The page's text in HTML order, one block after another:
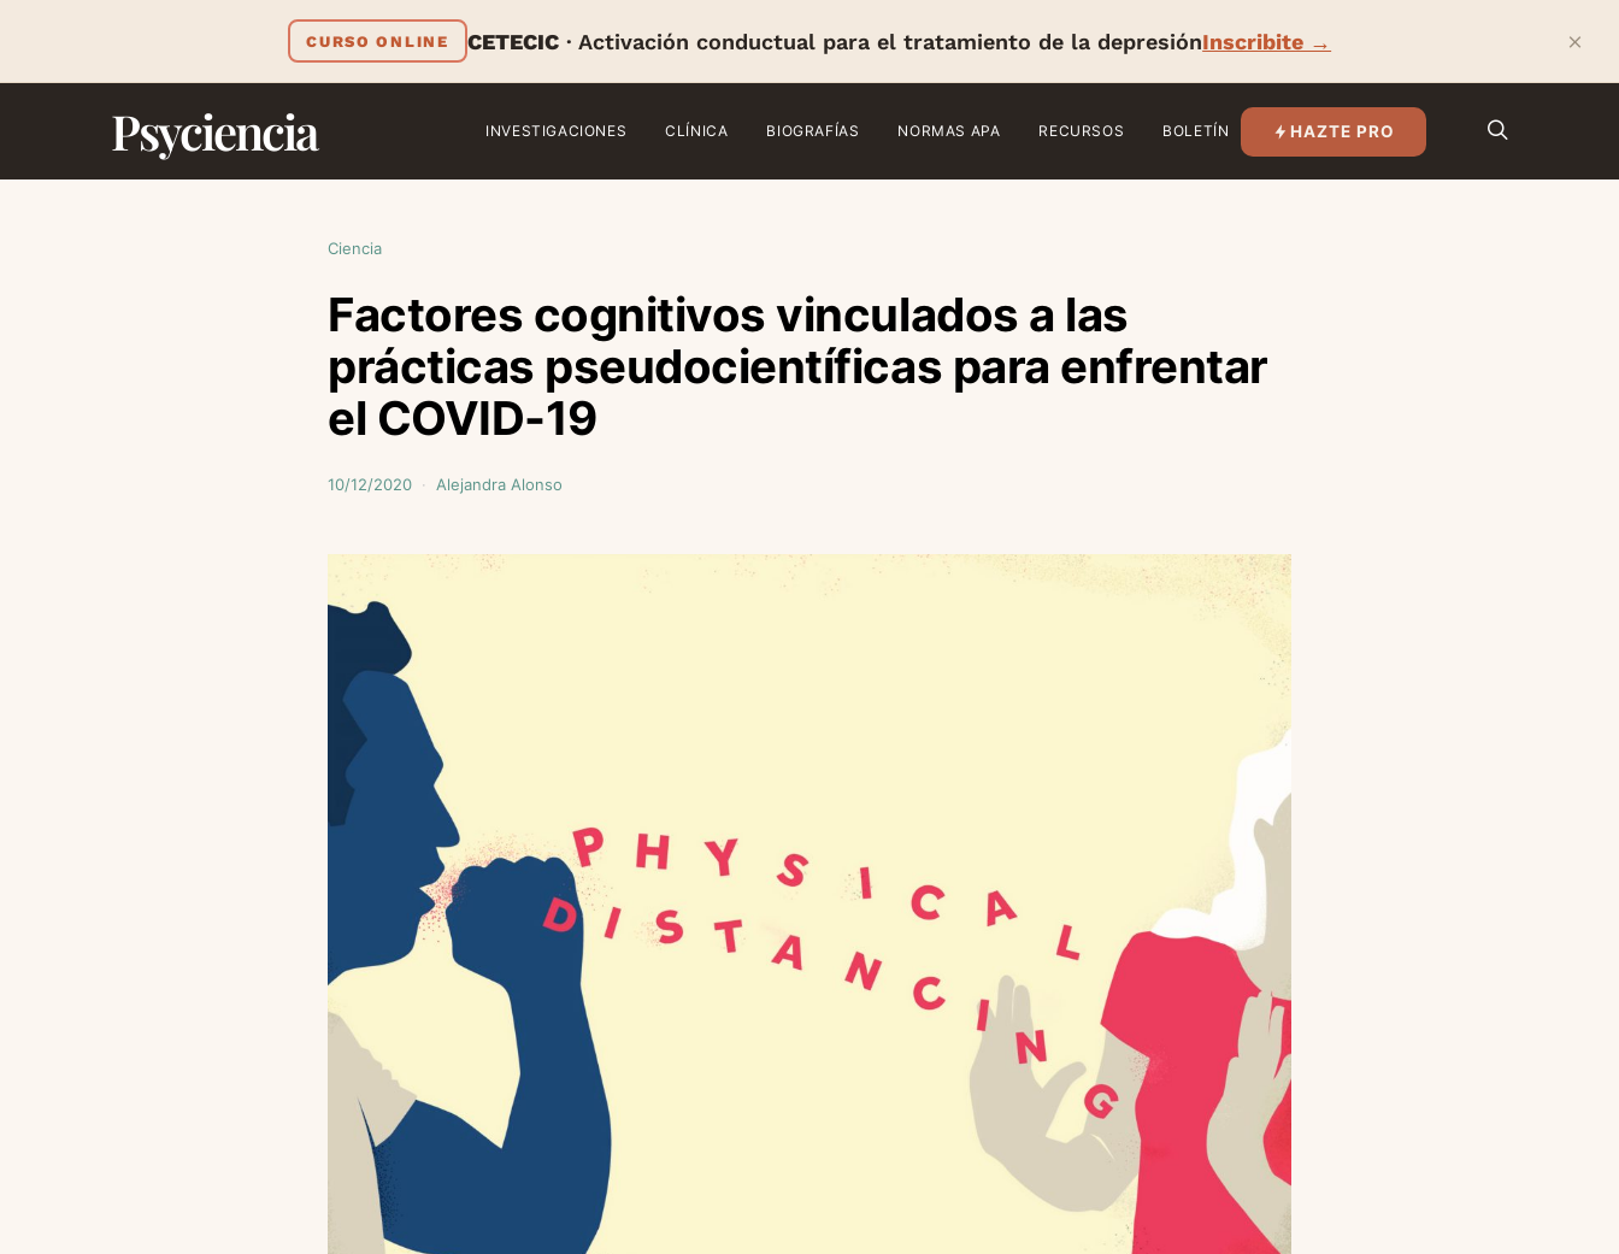
CURSO ONLINE CETECIC · Activación conductual para el tratamiento de la depresiónInscribite → ×
Psyciencia INVESTIGACIONES CLÍNICA BIOGRAFÍAS NORMAS APA RECURSOS BOLETÍN HAZTE PRO
Ciencia
Factores cognitivos vinculados a las
prácticas pseudocientíficas para enfrentar
el COVID-19
10/12/2020 Alejandra Alonso